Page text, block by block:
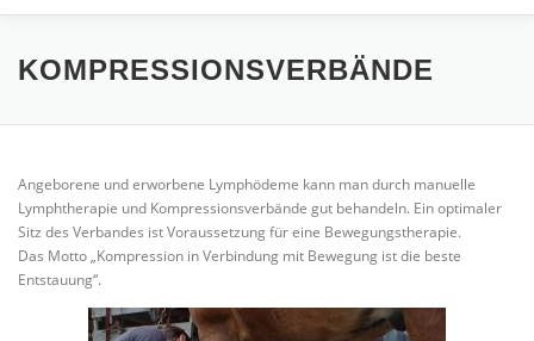
LÖSUNGEN BEHANDLUNGSKONZEPTE
BEHANDLUNGSMATERIAL MEDIA ÜBER AFIT
KOMPRESSIONSVERBÄNDE
Angeborene und erworbene Lymphödeme kann man durch manuelle
Lymphtherapie und Kompressionsverbände gut behandeln. Ein optimaler
Sitz des Verbandes ist Voraussetzung für eine Bewegungstherapie.
Das Motto „Kompression in Verbindung mit Bewegung ist die beste
Entstauung“.